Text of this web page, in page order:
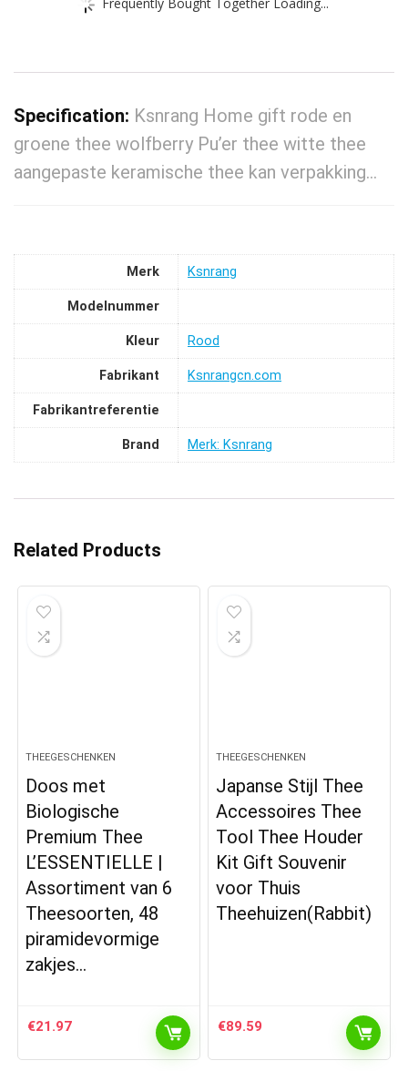
Specification: Ksnrang Home gift rode en
groene thee wolfberry Pu’er thee witte thee
aangepaste keramische thee kan verpakking…
Merk ‎Ksnrang
Modelnummer
Kleur ‎Rood
Fabrikant ‎Ksnrangcn.com
Fabrikantreferentie
Brand Merk: Ksnrang
Related Products
THEEGESCHENKEN
Doos met
Biologische
Premium Thee
L’ESSENTIELLE |
Assortiment van 6
Theesoorten, 48
piramidevormige
zakjes…
€21.97
THEEGESCHENKEN
Japanse Stijl Thee
Accessoires Thee
Tool Thee Houder
Kit Gift Souvenir
voor Thuis
Theehuizen(Rabbit)
€89.59